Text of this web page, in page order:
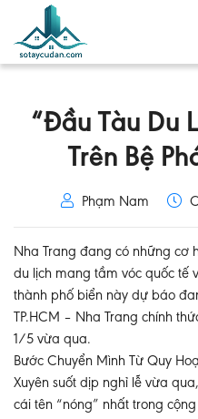
“Đầu Tàu Du
Trên Bệ
Phạm Nam
Nha Trang đang có những cơ
du lịch mang tầm vóc quốc tế
thành phố biển này dự báo
TP.HCM – Nha Trang chính
1/5 vừa qua.
Bước Chuyển Mình Từ Quy
Xuyên suốt dịp nghỉ lễ vừa
cái tên “nóng” nhất trong